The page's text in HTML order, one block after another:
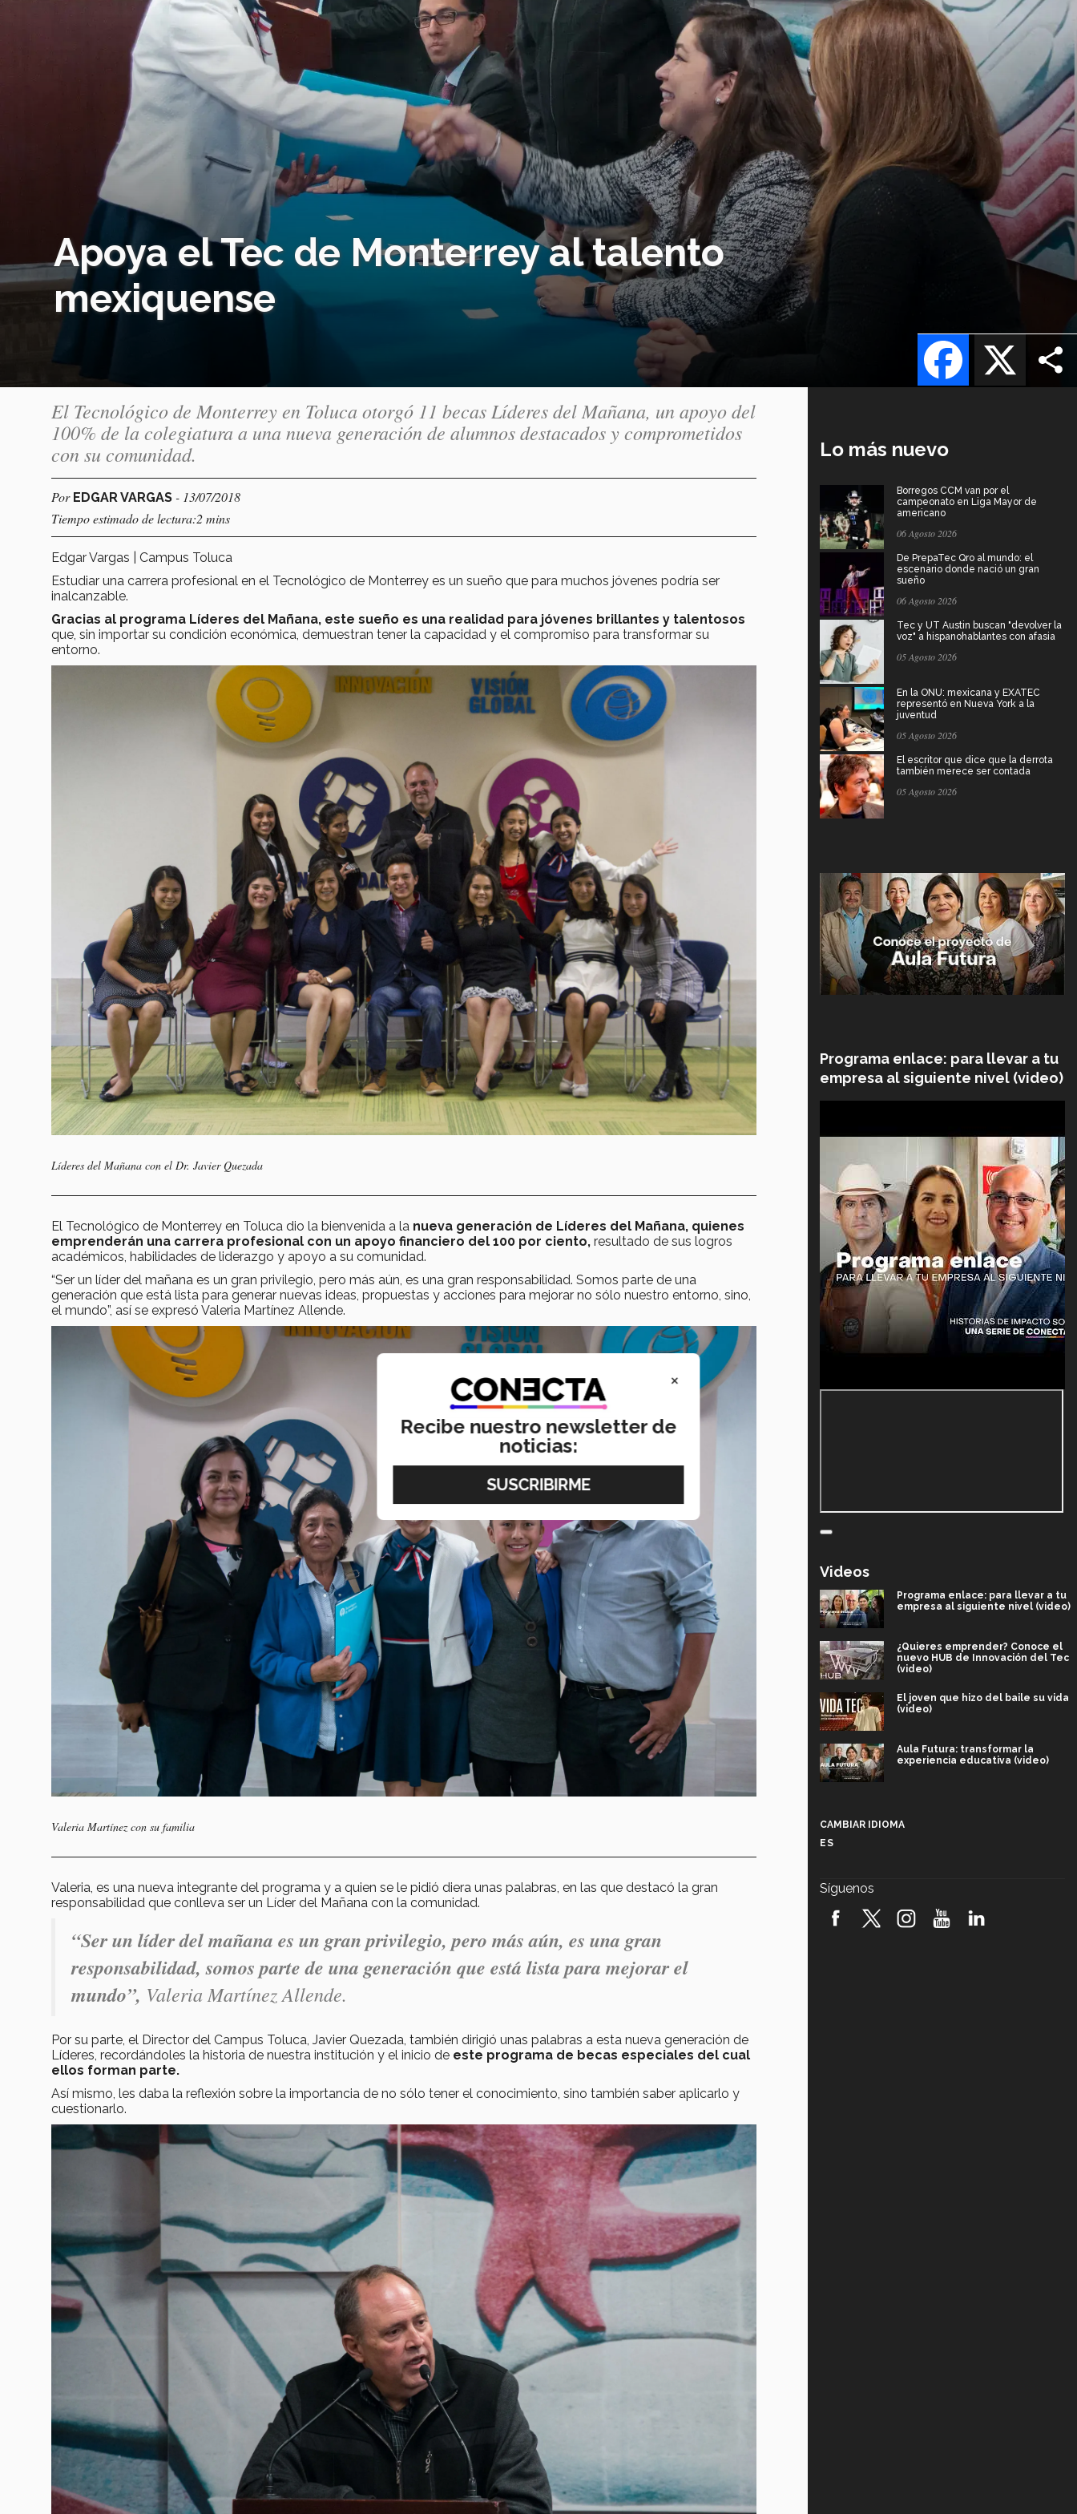
Apoya el Tec de Monterrey al talento
mexiquense
X
Facebook
El Tecnológico de Monterrey en Toluca otorgó 11 becas Líderes del Mañana, un apoyo del
100% de la colegiatura a una nueva generación de alumnos destacados y comprometidos
con su comunidad.
Por EDGAR VARGAS - 13/07/2018
Tiempo estimado de lectura:2 mins
Edgar Vargas | Campus Toluca
Estudiar una carrera profesional en el Tecnológico de Monterrey es un sueño que para muchos jóvenes podría ser
inalcanzable.
Gracias al programa Líderes del Mañana, este sueño es una realidad para jóvenes brillantes y talentosos
que, sin importar su condición económica, demuestran tener la capacidad y el compromiso para transformar su
entorno.
Líderes del Mañana con el Dr. Javier Quezada
El Tecnológico de Monterrey en Toluca dio la bienvenida a la nueva generación de Líderes del Mañana, quienes
emprenderán una carrera profesional con un apoyo financiero del 100 por ciento, resultado de sus logros
académicos, habilidades de liderazgo y apoyo a su comunidad.
“Ser un líder del mañana es un gran privilegio, pero más aún, es una gran responsabilidad. Somos parte de una
generación que está lista para generar nuevas ideas, propuestas y acciones para mejorar no sólo nuestro entorno, sino,
el mundo”, así se expresó Valeria Martínez Allende.
Valeria Martínez con su familia
Valeria, es una nueva integrante del programa y a quien se le pidió diera unas palabras, en las que destacó la gran
responsabilidad que conlleva ser un Líder del Mañana con la comunidad.
“Ser un líder del mañana es un gran privilegio, pero más aún, es una gran
responsabilidad, somos parte de una generación que está lista para mejorar el
mundo”, Valeria Martínez Allende.
Por su parte, el Director del Campus Toluca, Javier Quezada, también dirigió unas palabras a esta nueva generación de
Líderes, recordándoles la historia de nuestra institución y el inicio de este programa de becas especiales del cual
ellos forman parte.
Así mismo, les daba la reflexión sobre la importancia de no sólo tener el conocimiento, sino también saber aplicarlo y
cuestionarlo.
Lo más nuevo
Borregos CCM van por el
campeonato en Liga Mayor de
americano
06 Agosto 2026
De PrepaTec Qro al mundo: el
escenario donde nació un gran
sueño
06 Agosto 2026
Tec y UT Austin buscan "devolver la
voz" a hispanohablantes con afasia
05 Agosto 2026
En la ONU: mexicana y EXATEC
representó en Nueva York a la
juventud
05 Agosto 2026
El escritor que dice que la derrota
también merece ser contada
05 Agosto 2026
Programa enlace: para llevar a tu
empresa al siguiente nivel (video)
Videos
Programa enlace: para llevar a tu
empresa al siguiente nivel (video)
¿Quieres emprender? Conoce el
nuevo HUB de Innovación del Tec
(video)
El joven que hizo del baile su vida
(video)
Aula Futura: transformar la
experiencia educativa (video)
robótica FIRST 2026! (video)
CAMBIAR IDIOMA
ES
Síguenos
×
Recibe nuestro newsletter de
noticias: